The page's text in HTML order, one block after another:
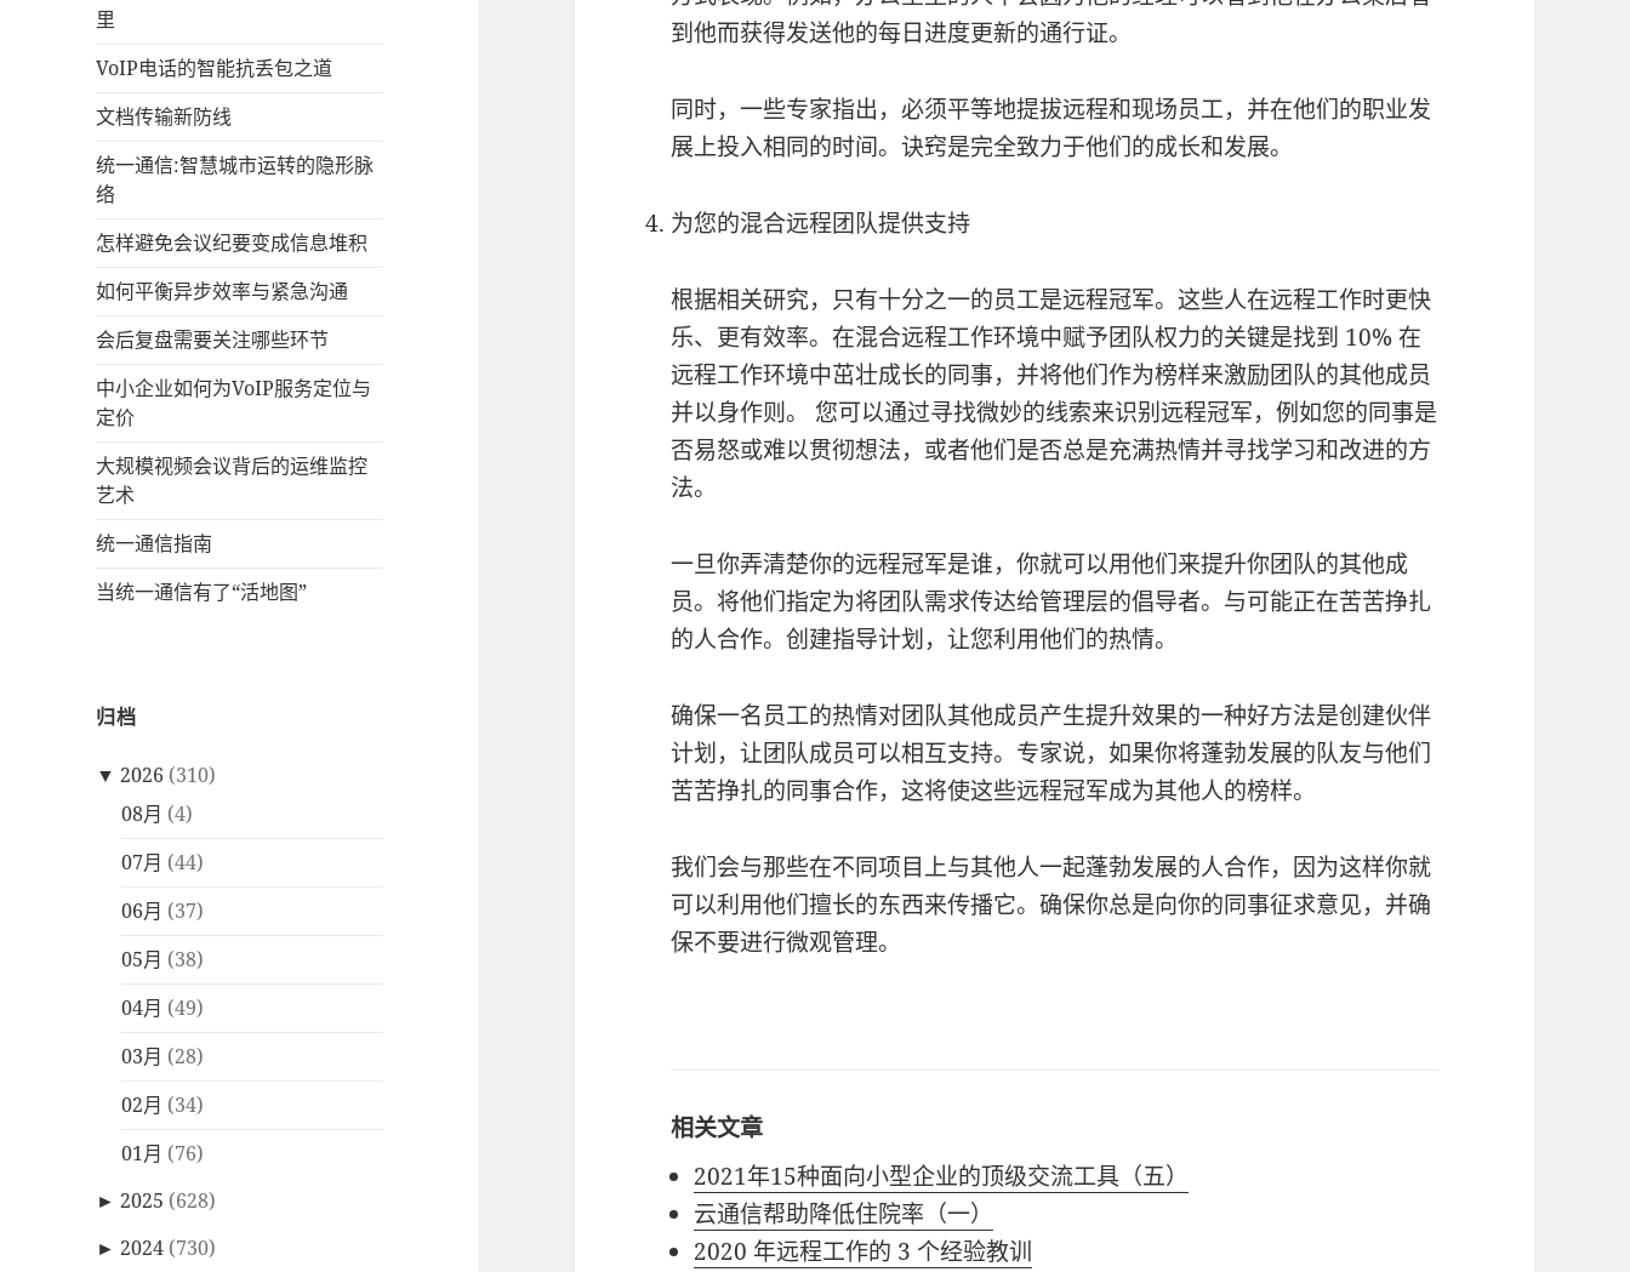
里
VoIP电话的智能抗丢包之道
文档传输新防线
统一通信:智慧城市运转的隐形脉
络
怎样避免会议纪要变成信息堆积
如何平衡异步效率与紧急沟通
会后复盘需要关注哪些环节
中小企业如何为VoIP服务定位与
定价
大规模视频会议背后的运维监控
艺术
统一通信指南
当统一通信有了“活地图”
归档
▼ 2026 (310)
08月 (4)
07月 (44)
06月 (37)
05月 (38)
04月 (49)
03月 (28)
02月 (34)
01月 (76)
► 2025 (628)
► 2024 (730)
到他而获得发送他的每日进度更新的通行证。
同时，一些专家指出，必须平等地提拔远程和现场员工，并在他们的职业发
展上投入相同的时间。诀窍是完全致力于他们的成长和发展。
为您的混合远程团队提供支持
根据相关研究，只有十分之一的员工是远程冠军。这些人在远程工作时更快
乐、更有效率。在混合远程工作环境中赋予团队权力的关键是找到 10% 在
远程工作环境中茁壮成长的同事，并将他们作为榜样来激励团队的其他成员
并以身作则。 您可以通过寻找微妙的线索来识别远程冠军，例如您的同事是
否易怒或难以贯彻想法，或者他们是否总是充满热情并寻找学习和改进的方
法。
一旦你弄清楚你的远程冠军是谁，你就可以用他们来提升你团队的其他成
员。将他们指定为将团队需求传达给管理层的倡导者。与可能正在苦苦挣扎
的人合作。创建指导计划，让您利用他们的热情。
确保一名员工的热情对团队其他成员产生提升效果的一种好方法是创建伙伴
计划，让团队成员可以相互支持。专家说，如果你将蓬勃发展的队友与他们
苦苦挣扎的同事合作，这将使这些远程冠军成为其他人的榜样。
我们会与那些在不同项目上与其他人一起蓬勃发展的人合作，因为这样你就
可以利用他们擅长的东西来传播它。确保你总是向你的同事征求意见，并确
保不要进行微观管理。
相关文章
2021年15种面向小型企业的顶级交流工具（五）
云通信帮助降低住院率（一）
2020 年远程工作的 3 个经验教训